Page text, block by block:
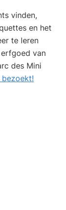
vinden,
en het
te leren
van
des Mini
bezoekt!